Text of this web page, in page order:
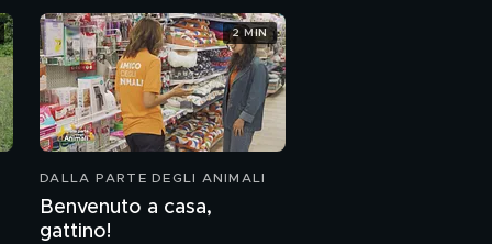
DALLA PARTE DEGLI ANIMALI
Benvenuto a casa,
gattino!
2 MIN